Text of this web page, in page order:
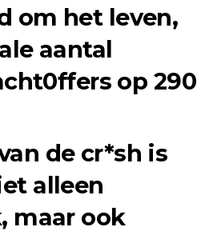
om het leven,
aantal
op 290
de cr*sh is
alleen
maar ook